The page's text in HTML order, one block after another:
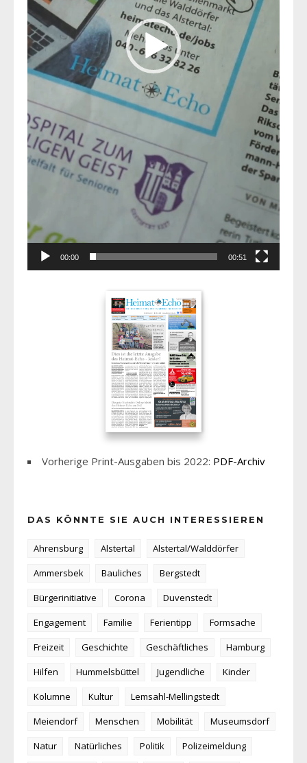
00:00 00:51
Vorherige Print-Ausgaben bis 2022: PDF-Archiv
DAS KÖNNTE SIE AUCH INTERESSIEREN
Ahrensburg Alstertal
Alstertal/Walddörfer
Ammersbek
Bauliches
Bergstedt
Bürgerinitiative
Corona
Duvenstedt
Engagement
Familie Ferientipp
Formsache
Freizeit
Geschichte Geschäftliches
Hamburg
Hilfen
Hummelsbüttel Jugendliche
Kinder
Kolumne
Kultur
Lemsahl-Mellingstedt
Meiendorf
Menschen Mobilität
Museumsdorf
Natur
Natürliches Politik
Polizeimeldung